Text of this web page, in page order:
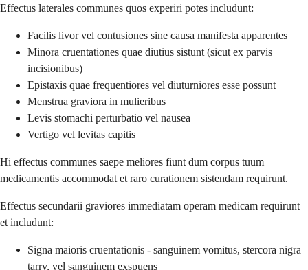
Effectus laterales communes quos experiri potes includunt:
Facilis livor vel contusiones sine causa manifesta apparentes
Minora cruentationes quae diutius sistunt (sicut ex parvis
incisionibus)
Epistaxis quae frequentiores vel diuturniores esse possunt
Menstrua graviora in mulieribus
Levis stomachi perturbatio vel nausea
Vertigo vel levitas capitis
Hi effectus communes saepe meliores fiunt dum corpus tuum
medicamentis accommodat et raro curationem sistendam requirunt.
Effectus secundarii graviores immediatam operam medicam requirunt
et includunt:
Signa maioris cruentationis - sanguinem vomitus, stercora nigra
tarry, vel sanguinem exspuens